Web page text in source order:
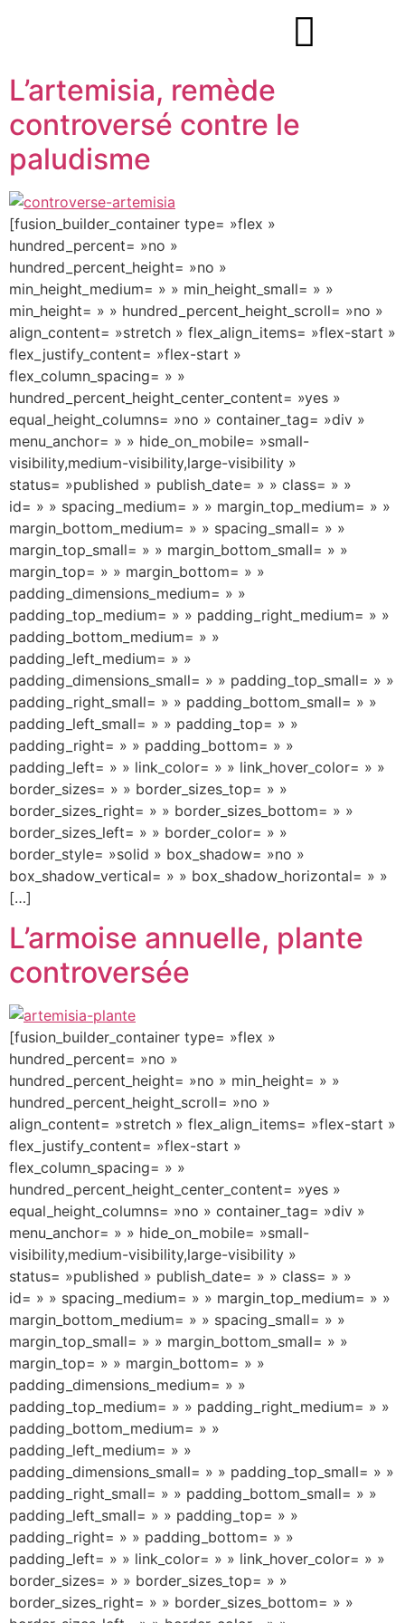
L’artemisia, remède
controversé contre le
paludisme
[fusion_builder_container type= »flex »
hundred_percent= »no »
hundred_percent_height= »no »
min_height_medium= » » min_height_small= » »
min_height= » » hundred_percent_height_scroll= »no »
align_content= »stretch » flex_align_items= »flex-start »
flex_justify_content= »flex-start »
flex_column_spacing= » »
hundred_percent_height_center_content= »yes »
equal_height_columns= »no » container_tag= »div »
menu_anchor= » » hide_on_mobile= »small-
visibility,medium-visibility,large-visibility »
status= »published » publish_date= » » class= » »
id= » » spacing_medium= » » margin_top_medium= » »
margin_bottom_medium= » » spacing_small= » »
margin_top_small= » » margin_bottom_small= » »
margin_top= » » margin_bottom= » »
padding_dimensions_medium= » »
padding_top_medium= » » padding_right_medium= » »
padding_bottom_medium= » »
padding_left_medium= » »
padding_dimensions_small= » » padding_top_small= » »
padding_right_small= » » padding_bottom_small= » »
padding_left_small= » » padding_top= » »
padding_right= » » padding_bottom= » »
padding_left= » » link_color= » » link_hover_color= » »
border_sizes= » » border_sizes_top= » »
border_sizes_right= » » border_sizes_bottom= » »
border_sizes_left= » » border_color= » »
border_style= »solid » box_shadow= »no »
box_shadow_vertical= » » box_shadow_horizontal= » »
[…]
L’armoise annuelle, plante
controversée
[fusion_builder_container type= »flex »
hundred_percent= »no »
hundred_percent_height= »no » min_height= » »
hundred_percent_height_scroll= »no »
align_content= »stretch » flex_align_items= »flex-start »
flex_justify_content= »flex-start »
flex_column_spacing= » »
hundred_percent_height_center_content= »yes »
equal_height_columns= »no » container_tag= »div »
menu_anchor= » » hide_on_mobile= »small-
visibility,medium-visibility,large-visibility »
status= »published » publish_date= » » class= » »
id= » » spacing_medium= » » margin_top_medium= » »
margin_bottom_medium= » » spacing_small= » »
margin_top_small= » » margin_bottom_small= » »
margin_top= » » margin_bottom= » »
padding_dimensions_medium= » »
padding_top_medium= » » padding_right_medium= » »
padding_bottom_medium= » »
padding_left_medium= » »
padding_dimensions_small= » » padding_top_small= » »
padding_right_small= » » padding_bottom_small= » »
padding_left_small= » » padding_top= » »
padding_right= » » padding_bottom= » »
padding_left= » » link_color= » » link_hover_color= » »
border_sizes= » » border_sizes_top= » »
border_sizes_right= » » border_sizes_bottom= » »